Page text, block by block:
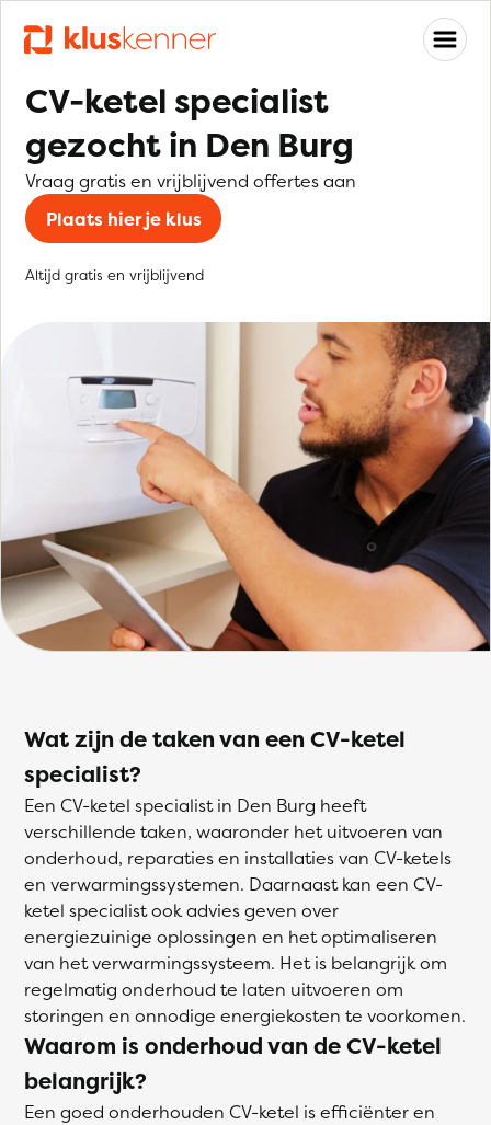
CV-ketel specialist
gezocht in Den Burg
Vraag gratis en vrijblijvend offertes aan
Plaats hier je klus
Altijd gratis en vrijblijvend
Wat zijn de taken van een CV-ketel
specialist?
Een CV-ketel specialist in Den Burg heeft
verschillende taken, waaronder het uitvoeren van
onderhoud, reparaties en installaties van CV-ketels
en verwarmingssystemen. Daarnaast kan een CV-
ketel specialist ook advies geven over
energiezuinige oplossingen en het optimaliseren
van het verwarmingssysteem. Het is belangrijk om
regelmatig onderhoud te laten uitvoeren om
storingen en onnodige energiekosten te voorkomen.
Waarom is onderhoud van de CV-ketel
belangrijk?
Een goed onderhouden CV-ketel is efficiënter en